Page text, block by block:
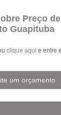
Preço
Guapituba
clique aqui e entre
um orçamento